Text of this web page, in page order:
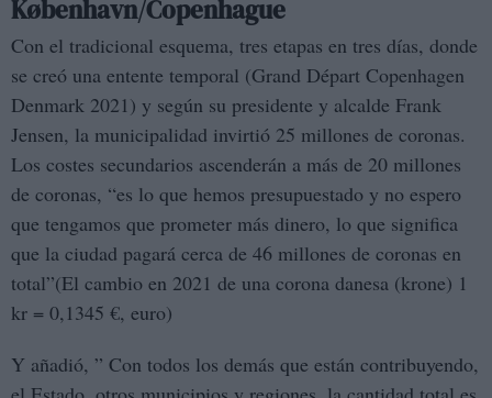
København/Copenhague
Con el tradicional esquema, tres etapas en tres días, donde
se creó una entente temporal (Grand Départ Copenhagen
Denmark 2021) y según su presidente y alcalde Frank
Jensen, la municipalidad invirtió 25 millones de coronas.
Los costes secundarios ascenderán a más de 20 millones
de coronas, “es lo que hemos presupuestado y no espero
que tengamos que prometer más dinero, lo que significa
que la ciudad pagará cerca de 46 millones de coronas en
total”(El cambio en 2021 de una corona danesa (krone) 1
kr = 0,1345 €, euro)
Y añadió, ” Con todos los demás que están contribuyendo,